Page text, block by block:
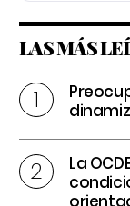
LAS MÁS
La